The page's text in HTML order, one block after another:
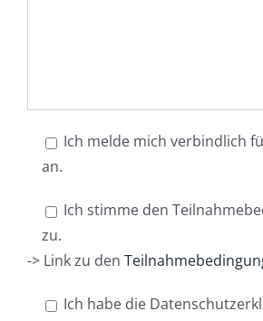
Ich melde mich verbindlich
an.
Ich stimme den
zu.
-> Link zu den
Ich habe die